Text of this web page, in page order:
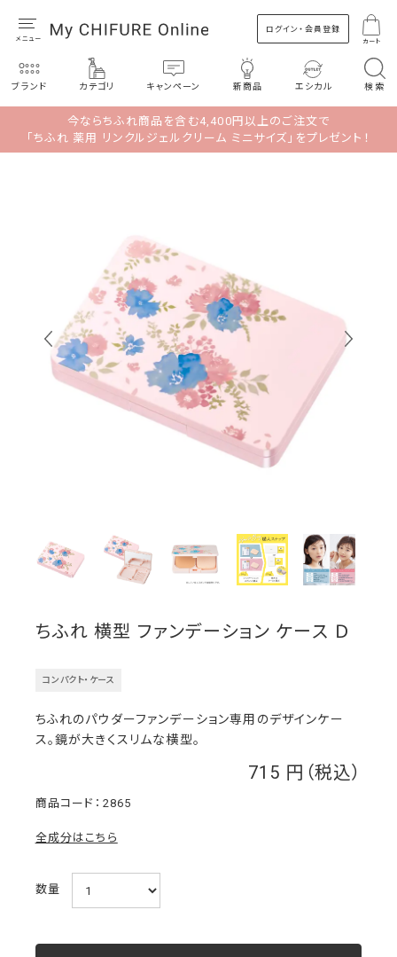
ログイン・会員登録
カート
ブランド カテゴリ キャンペーン 新商品 エシカル 検索
今ならちふれ商品を含む4,400円以上のご注文で
「ちふれ 薬用 リンクルジェルクリーム ミニサイズ」をプレゼント！
ちふれ 横型 ファンデーション ケース Ｄ
コンパクト・ケース
715
2865
ちふれのパウダーファンデーション専用のデザインケー
ス。鏡が大きくスリムな横型。
全成分はこちら
数量